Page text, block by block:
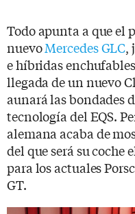
Todo apunta a que el
nuevoMercedes GLC,
e híbridas
llegada de un nuevo
aunará las bondades
tecnología del EQS.
alemana acaba de
del que será su
para los actuales
GT.